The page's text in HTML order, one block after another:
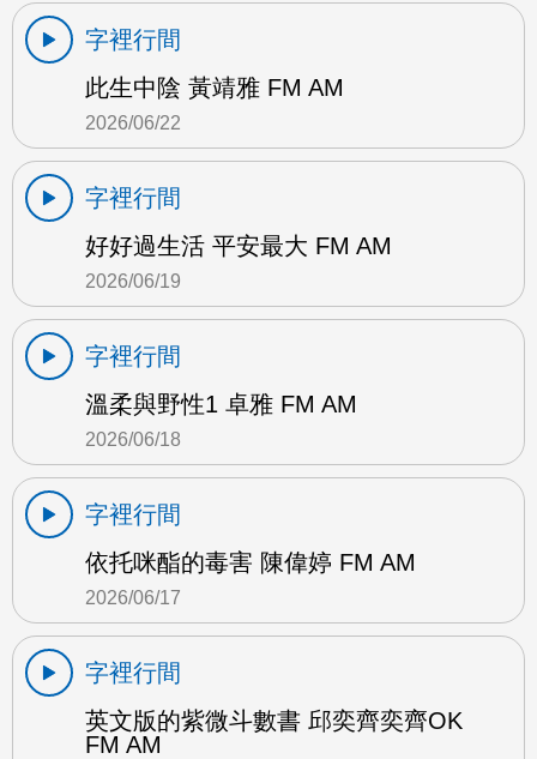
字裡行間
此生中陰 黃靖雅 FM AM
2026/06/22
字裡行間
好好過生活 平安最大 FM AM
2026/06/19
字裡行間
溫柔與野性1 卓雅 FM AM
2026/06/18
字裡行間
依托咪酯的毒害 陳偉婷 FM AM
2026/06/17
字裡行間
英文版的紫微斗數書 邱奕齊奕齊OK
FM AM